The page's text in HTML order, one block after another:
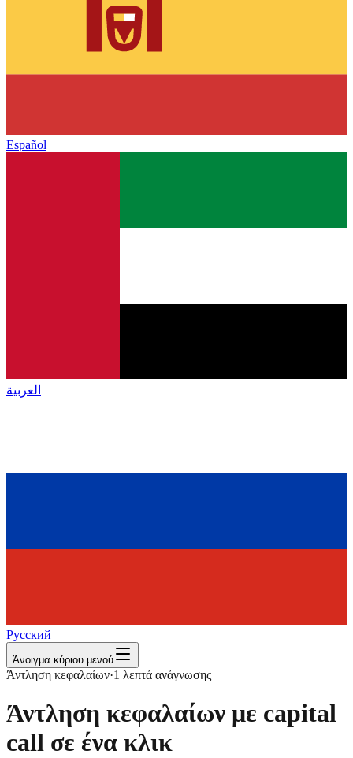
Español
العربية
Русский
Άνοιγμα κύριου μενού
Άντληση κεφαλαίων·1 λεπτά ανάγνωσης
Άντληση κεφαλαίων με capital
call σε ένα κλικ